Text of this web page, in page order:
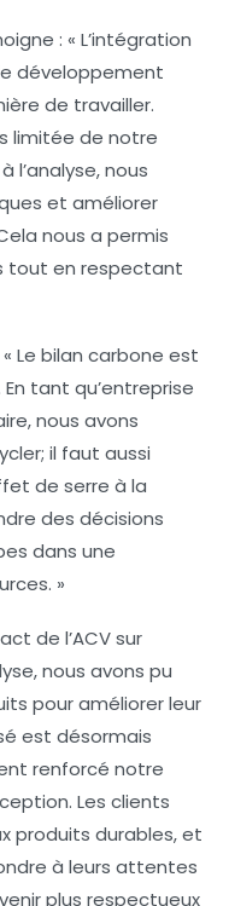
: « L’intégration
développement
de travailler.
limitée de notre
l’analyse, nous
et améliorer
nous a permis
tout en respectant
Le bilan carbone est
tant qu’entreprise
nous avons
il faut aussi
de serre à la
des décisions
dans une
»
de l’ACV sur
, nous avons pu
pour améliorer leur
est désormais
renforcé notre
Les clients
produits durables, et
à leurs attentes
plus respectueux